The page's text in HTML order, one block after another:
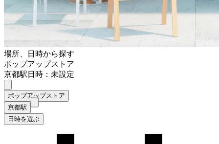
場所、日時から探す
ポップアップストア
京都駅日時：未設定
ポップアップストア
京都駅
日時を選ぶ